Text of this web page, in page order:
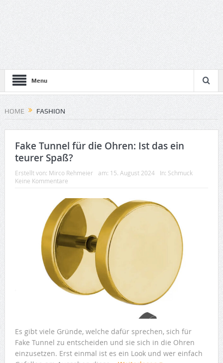
Menu
HOME FASHION
Fake Tunnel für die Ohren: Ist das ein
teurer Spaß?
Erstellt von: Mirco Rehmeier am: 15. August 2024 In: Schmuck
Keine Kommentare
Es gibt viele Gründe, welche dafür sprechen, sich für
Fake Tunnel zu entscheiden und sie sich in die Ohren
einzusetzen. Erst einmal ist es ein Look und wer einfach